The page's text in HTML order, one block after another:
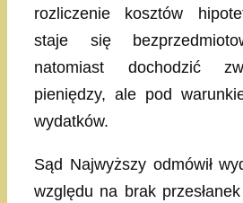
rozliczenie kosztów
staje się
natomiast dochodzić
pieniędzy, ale pod
wydatków.
Sąd Najwyższy odmówił
względu na brak